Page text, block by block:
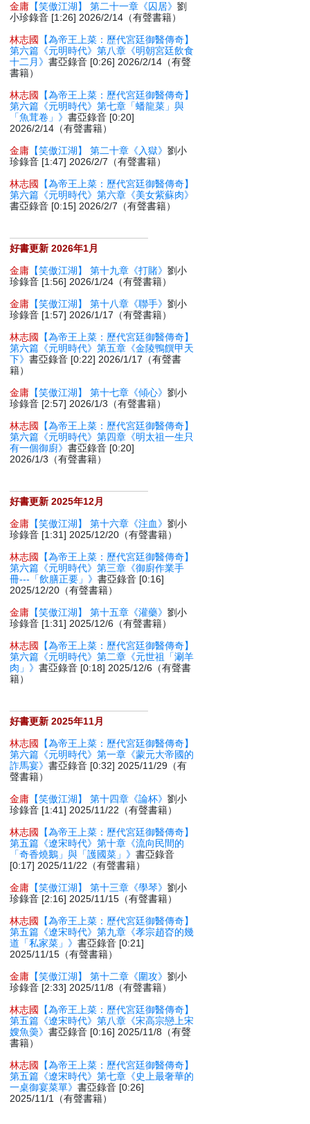
金庸 【笑傲江湖】 第二十一章《囚居》劉
小珍錄音 [1:26] 2026/2/14（有聲書籍）
林志國
【為帝王上菜：歷代宮廷御醫傳奇】
第六篇《元明時代》第八章《明朝宮廷飲食
十二月》書亞錄音 [0:26] 2026/2/14（有聲
書籍）
林志國
【為帝王上菜：歷代宮廷御醫傳奇】
第六篇《元明時代》第七章「蟠龍菜」與
「魚茸卷」》書亞錄音 [0:20]
2026/2/14（有聲書籍）
金庸 【笑傲江湖】 第二十章《入獄》劉小
珍錄音 [1:47] 2026/2/7（有聲書籍）
林志國
【為帝王上菜：歷代宮廷御醫傳奇】
第六篇《元明時代》第六章《美女紫蘇肉》
書亞錄音 [0:15] 2026/2/7（有聲書籍）
好書更新 2026年1月
金庸 【笑傲江湖】 第十九章《打賭》劉小
珍錄音 [1:56] 2026/1/24（有聲書籍）
金庸 【笑傲江湖】 第十八章《聯手》劉小
珍錄音 [1:57] 2026/1/17（有聲書籍）
林志國
【為帝王上菜：歷代宮廷御醫傳奇】
第六篇《元明時代》第五章《金陵鴨饌甲天
下》書亞錄音 [0:22] 2026/1/17（有聲書
籍）
金庸 【笑傲江湖】 第十七章《傾心》劉小
珍錄音 [2:57] 2026/1/3（有聲書籍）
林志國
【為帝王上菜：歷代宮廷御醫傳奇】
第六篇《元明時代》第四章《明太祖一生只
有一個御廚》書亞錄音 [0:20]
2026/1/3（有聲書籍）
好書更新 2025年12月
金庸 【笑傲江湖】 第十六章《注血》劉小
珍錄音 [1:31] 2025/12/20（有聲書籍）
林志國
【為帝王上菜：歷代宮廷御醫傳奇】
第六篇《元明時代》第三章《御廚作業手
冊---「飲膳正要」》書亞錄音 [0:16]
2025/12/20（有聲書籍）
金庸 【笑傲江湖】 第十五章《灌藥》劉小
珍錄音 [1:31] 2025/12/6（有聲書籍）
林志國
【為帝王上菜：歷代宮廷御醫傳奇】
第六篇《元明時代》第二章《元世祖「涮羊
肉」》書亞錄音 [0:18] 2025/12/6（有聲書
籍）
好書更新 2025年11月
林志國
【為帝王上菜：歷代宮廷御醫傳奇】
第六篇《元明時代》第一章《蒙元大帝國的
詐馬宴》書亞錄音 [0:32] 2025/11/29（有
聲書籍）
金庸 【笑傲江湖】 第十四章《論杯》劉小
珍錄音 [1:41] 2025/11/22（有聲書籍）
林志國
【為帝王上菜：歷代宮廷御醫傳奇】
第五篇《遼宋時代》第十章《流向民間的
「奇香燒鵝」與「護國菜」》書亞錄音
[0:17] 2025/11/22（有聲書籍）
金庸 【笑傲江湖】 第十三章《學琴》劉小
珍錄音 [2:16] 2025/11/15（有聲書籍）
林志國
【為帝王上菜：歷代宮廷御醫傳奇】
第五篇《遼宋時代》第九章《孝宗趙昚的幾
道「私家菜」》書亞錄音 [0:21]
2025/11/15（有聲書籍）
金庸 【笑傲江湖】 第十二章《圍攻》劉小
珍錄音 [2:33] 2025/11/8（有聲書籍）
林志國
【為帝王上菜：歷代宮廷御醫傳奇】
第五篇《遼宋時代》第八章《宋高宗戀上宋
嫂魚羮》書亞錄音 [0:16] 2025/11/8（有聲
書籍）
林志國
【為帝王上菜：歷代宮廷御醫傳奇】
第五篇《遼宋時代》第七章《史上最奢華的
一桌御宴菜單》書亞錄音 [0:26]
2025/11/1（有聲書籍）